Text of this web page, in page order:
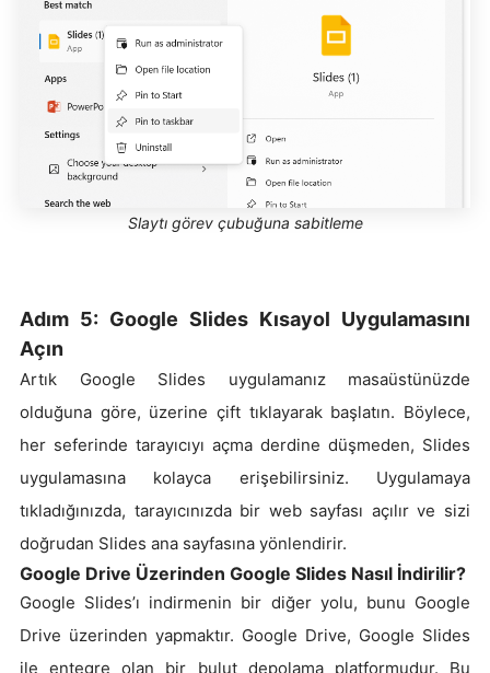
Slaytı görev çubuğuna sabitleme
Adım 5: Google Slides Kısayol Uygulamasını
Açın
Artık Google Slides uygulamanız masaüstünüzde
olduğuna göre, üzerine çift tıklayarak başlatın. Böylece,
her seferinde tarayıcıyı açma derdine düşmeden, Slides
uygulamasına kolayca erişebilirsiniz. Uygulamaya
tıkladığınızda, tarayıcınızda bir web sayfası açılır ve sizi
doğrudan Slides ana sayfasına yönlendirir.
Google Drive Üzerinden Google Slides Nasıl İndirilir?
Google Slides’ı indirmenin bir diğer yolu, bunu Google
Drive üzerinden yapmaktır. Google Drive, Google Slides
ile entegre olan bir bulut depolama platformudur. Bu